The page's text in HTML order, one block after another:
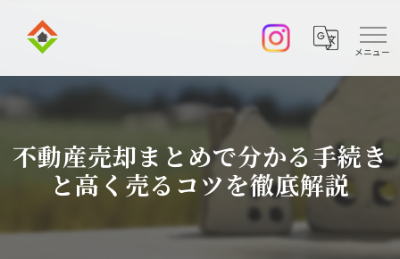
不動産売却まとめで分かる手続き
と高く売るコツを徹底解説